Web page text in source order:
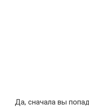
Да, сначала вы